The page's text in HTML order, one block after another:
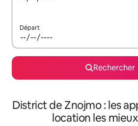
Départ
Rechercher
District de Znojmo : les
location les